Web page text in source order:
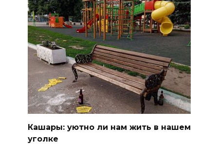
Кашары: уютно ли нам жить в нашем
уголке